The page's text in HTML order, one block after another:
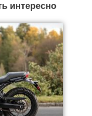
интересно